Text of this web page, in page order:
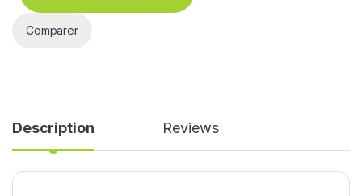
Comparer
Description Reviews